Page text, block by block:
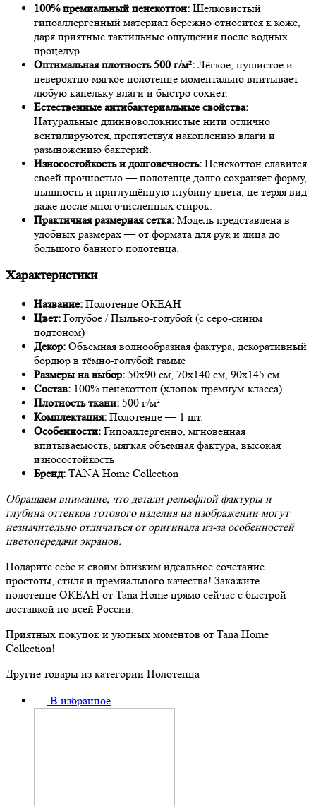
100% премиальный пенекоттон: Шелковистый
гипоаллергенный материал бережно относится к коже,
даря приятные тактильные ощущения после водных
процедур.
Оптимальная плотность 500 г/м²: Лёгкое, пушистое и
невероятно мягкое полотенце моментально впитывает
любую капельку влаги и быстро сохнет.
Естественные антибактериальные свойства:
Натуральные длинноволокнистые нити отлично
вентилируются, препятствуя накоплению влаги и
размножению бактерий.
Износостойкость и долговечность: Пенекоттон славится
своей прочностью — полотенце долго сохраняет форму,
пышность и приглушённую глубину цвета, не теряя вид
даже после многочисленных стирок.
Практичная размерная сетка: Модель представлена в
удобных размерах — от формата для рук и лица до
большого банного полотенца.
Характеристики
Название: Полотенце ОКЕАН
Цвет: Голубое / Пыльно-голубой (с серо-синим
подтоном)
Декор: Объёмная волнообразная фактура, декоративный
бордюр в тёмно-голубой гамме
Размеры на выбор: 50х90 см, 70х140 см, 90х145 см
Состав: 100% пенекоттон (хлопок премиум-класса)
Плотность ткани: 500 г/м²
Комплектация: Полотенце — 1 шт.
Особенности: Гипоаллергенно, мгновенная
впитываемость, мягкая объёмная фактура, высокая
износостойкость
Бренд: TANA Home Collection
Обращаем внимание, что детали рельефной фактуры и
глубина оттенков готового изделия на изображении могут
незначительно отличаться от оригинала из-за особенностей
цветопередачи экранов.
Подарите себе и своим близким идеальное сочетание
простоты, стиля и премиального качества! Закажите
полотенце ОКЕАН от Tana Home прямо сейчас с быстрой
доставкой по всей России.
Приятных покупок и уютных моментов от Tana Home
Collection!
Другие товары из категории Полотенца
В избранное